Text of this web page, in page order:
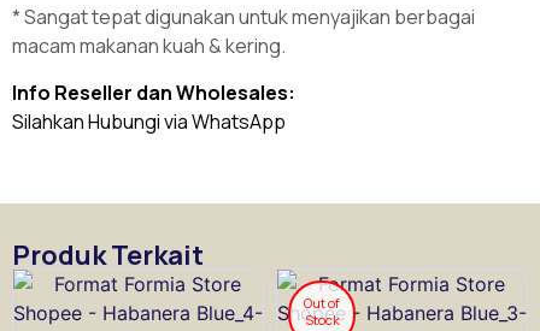
* Sangat tepat digunakan untuk menyajikan berbagai
macam makanan kuah & kering.
Info Reseller dan Wholesales:
Silahkan Hubungi via WhatsApp
Produk Terkait
Out of
Stock